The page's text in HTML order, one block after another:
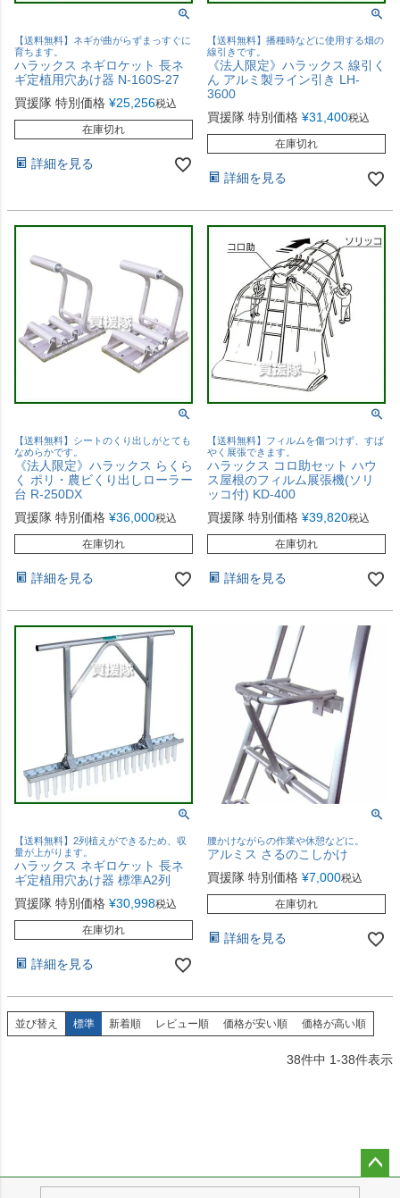
【送料無料】ネギが曲がらずまっすぐに
育ちます。
ハラックス ネギロケット 長ネ
ギ定植用穴あけ器 N-160S-27
買援隊 特別価格 ¥25,256税込
在庫切れ
詳細を見る
【送料無料】播種時などに使用する畑の
線引きです。
《法人限定》ハラックス 線引く
ん アルミ製ライン引き LH-
3600
買援隊 特別価格 ¥31,400税込
在庫切れ
詳細を見る
【送料無料】シートのくり出しがとても
なめらかです。
《法人限定》ハラックス らくら
く ポリ・農ビくり出しローラー
台 R-250DX
買援隊 特別価格 ¥36,000税込
在庫切れ
詳細を見る
【送料無料】フィルムを傷つけず、すば
やく展張できます。
ハラックス コロ助セット ハウ
ス屋根のフィルム展張機(ソリ
ッコ付) KD-400
買援隊 特別価格 ¥39,820税込
在庫切れ
詳細を見る
【送料無料】2列植えができるため、収
量が上がります。
ハラックス ネギロケット 長ネ
ギ定植用穴あけ器 標準A2列
買援隊 特別価格 ¥30,998税込
在庫切れ
詳細を見る
腰かけながらの作業や休憩などに。
アルミス さるのこしかけ
買援隊 特別価格 ¥7,000税込
在庫切れ
詳細を見る
並び替え 標準 新着順 レビュー順 価格が安い順 価格が高い順
38件中 1-38件表示